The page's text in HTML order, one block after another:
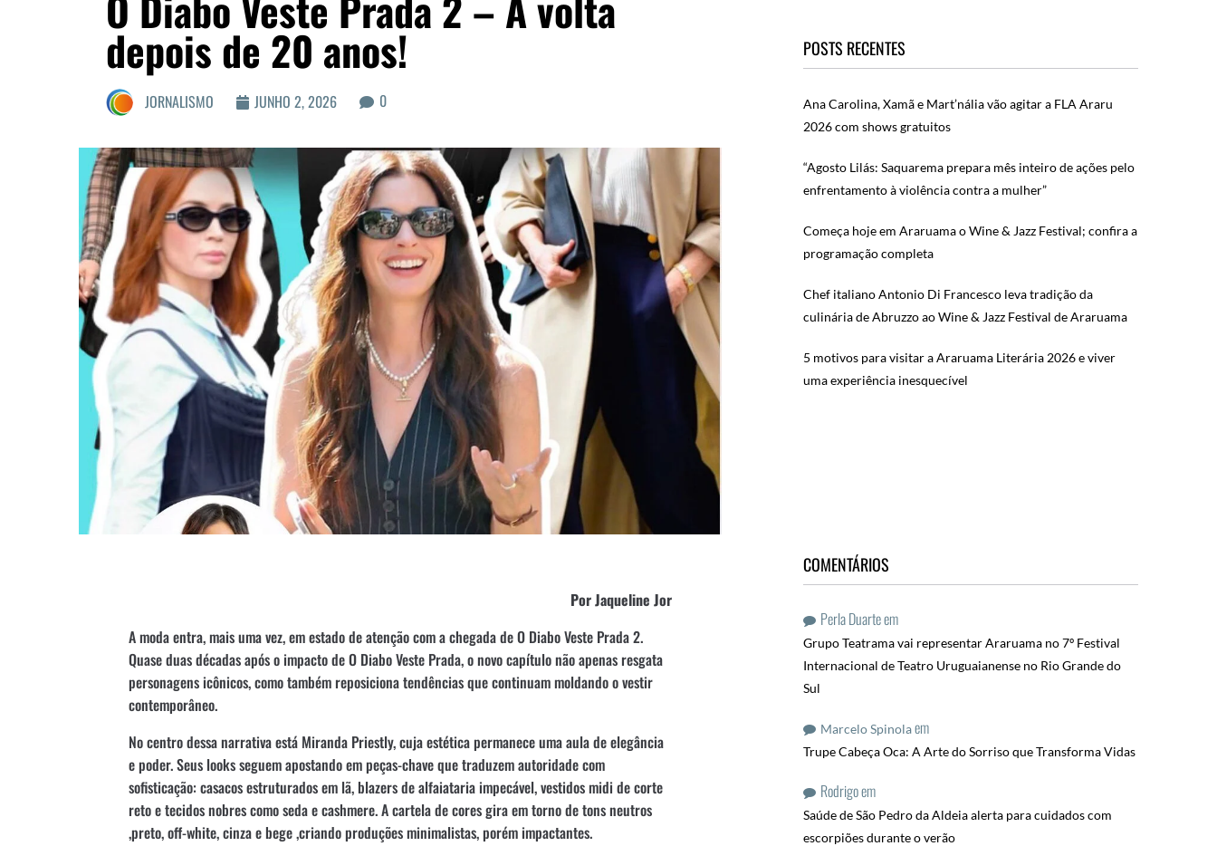
depois de 20 anos!
JORNALISMO JUNHO 2, 2026 0
Por Jaqueline Jor
A moda entra, mais uma vez, em estado de atenção com a chegada de O Diabo Veste Prada 2.
Quase duas décadas após o impacto de O Diabo Veste Prada, o novo capítulo não apenas resgata
personagens icônicos, como também reposiciona tendências que continuam moldando o vestir
contemporâneo.
No centro dessa narrativa está Miranda Priestly, cuja estética permanece uma aula de elegância
e poder. Seus looks seguem apostando em peças-chave que traduzem autoridade com
sofisticação: casacos estruturados em lã, blazers de alfaiataria impecável, vestidos midi de corte
reto e tecidos nobres como seda e cashmere. A cartela de cores gira em torno de tons neutros
,preto, off-white, cinza e bege ,criando produções minimalistas, porém impactantes.
POSTS RECENTES
Ana Carolina, Xamã e Mart’nália vão agitar a FLA Araru
2026 com shows gratuitos
“Agosto Lilás: Saquarema prepara mês inteiro de ações pelo
enfrentamento à violência contra a mulher”
Começa hoje em Araruama o Wine & Jazz Festival; confira a
programação completa
Chef italiano Antonio Di Francesco leva tradição da
culinária de Abruzzo ao Wine & Jazz Festival de Araruama
5 motivos para visitar a Araruama Literária 2026 e viver
uma experiência inesquecível
COMENTÁRIOS
Perla Duarteem
Grupo Teatrama vai representar Araruama no 7º Festival
Internacional de Teatro Uruguaianense no Rio Grande do
Sul
Marcelo Spinolaem
Trupe Cabeça Oca: A Arte do Sorriso que Transforma Vidas
Rodrigoem
Saúde de São Pedro da Aldeia alerta para cuidados com
escorpiões durante o verão